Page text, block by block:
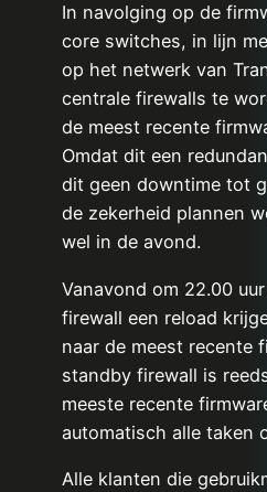
In navolging op de
core switches, in lijn
op het netwerk van
centrale firewalls te
de meest recente
Omdat dit een
dit geen downtime tot
de zekerheid plannen
wel in de avond.
Vanavond om 22.00
firewall een reload
naar de meest recente
standby firewall is
meeste recente
automatisch alle taken
Alle klanten die